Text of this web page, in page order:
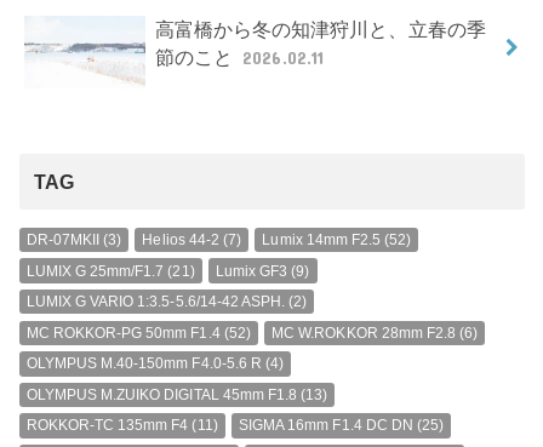
高富橋から冬の知津狩川と、立春の季
節のこと
2026.02.11
TAG
DR-07MKII (3) Helios 44-2 (7) Lumix 14mm F2.5 (52)
LUMIX G 25mm/F1.7 (21) Lumix GF3 (9)
LUMIX G VARIO 1:3.5-5.6/14-42 ASPH. (2)
MC ROKKOR-PG 50mm F1.4(52) MC W.ROKKOR 28mm F2.8 (6)
OLYMPUS M.40-150mm F4.0-5.6 R (4)
OLYMPUS M.ZUIKO DIGITAL 45mm F1.8 (13)
ROKKOR-TC 135mm F4 (11) SIGMA 16mm F1.4 DC DN (25)